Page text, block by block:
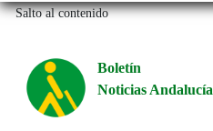
Salto al contenido
Boletín
Noticias Andalucía